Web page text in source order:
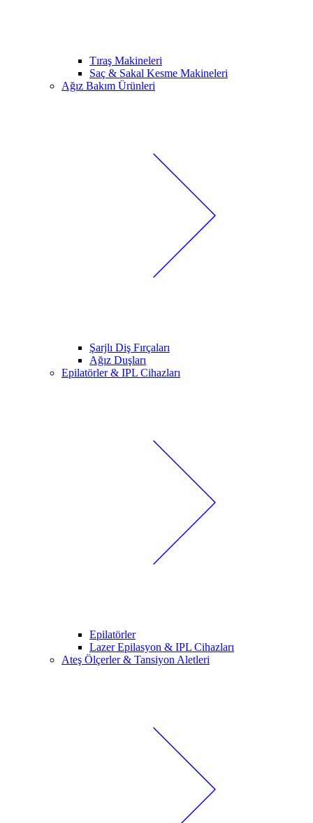
Tıraş Makineleri
Saç & Sakal Kesme Makineleri
Ağız Bakım Ürünleri
Şarjlı Diş Fırçaları
Ağız Duşları
Epilatörler & IPL Cihazları
Epilatörler
Lazer Epilasyon & IPL Cihazları
Ateş Ölçerler & Tansiyon Aletleri